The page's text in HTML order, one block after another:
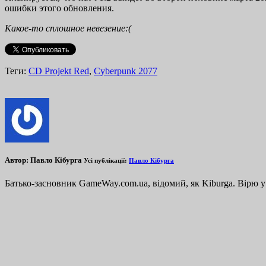
ошибки этого обновления.
Какое-то сплошное невезение:(
Теги: CD Projekt Red, Cyberpunk 2077
Автор: Павло Кібурга Усі публікації: Павло Кібурга
Батько-засновник GameWay.com.ua, відомий, як Kiburga. Вірю у